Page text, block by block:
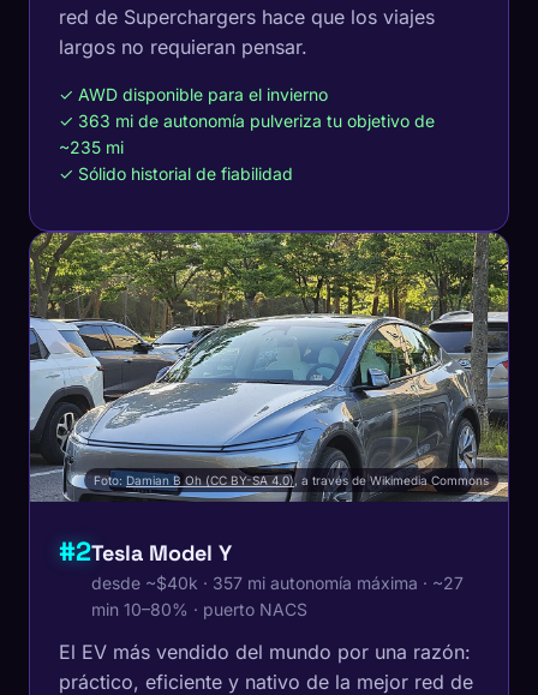
red de Superchargers hace que los viajes
largos no requieran pensar.
✓ AWD disponible para el invierno
✓ 363 mi de autonomía pulveriza tu objetivo de
~235 mi
✓ Sólido historial de fiabilidad
Foto: Damian B Oh (CC BY-SA 4.0), a través de Wikimedia Commons
#2Tesla Model Y
desde ~$40k · 357 mi autonomía máxima · ~27
min 10–80% · puerto NACS
El EV más vendido del mundo por una razón:
práctico, eficiente y nativo de la mejor red de